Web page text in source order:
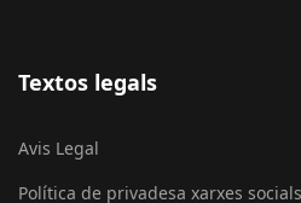
Textos legals
Avis Legal
Política de privadesa xarxes socials